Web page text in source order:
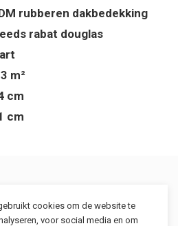
rubberen dakbedekking
rabat douglas
m²
cm
cm
iedereen
cookies om de website te
voor social media en om